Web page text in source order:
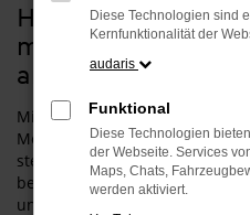
Hyundai KONA
maßgeschneiderte
an der Isar
Mit einem Hyundai KONA
Mobilität in Landau an der
steigen in exakt das Fahrzeug,
bedeutet? Ganz konkret, dass
und zudem einen Konfigurator
Diese Technologien sind
Kernfunktionalität der
audaris
Funktional
Diese Technologien
der Webseite. Services
Maps, Chats,
werden aktiviert.